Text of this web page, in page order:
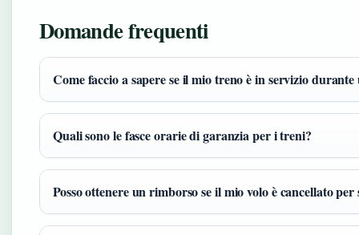
Domande frequenti
Come faccio a sapere se il mio treno è in servizio durante
Quali sono le fasce orarie di garanzia per i treni?
Posso ottenere un rimborso se il mio volo è cancellato per